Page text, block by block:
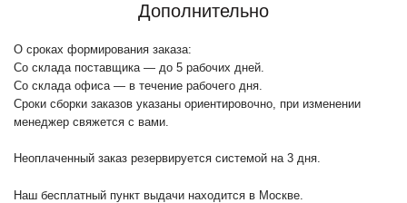
Дополнительно
О сроках формирования заказа:
Со склада поставщика — до 5 рабочих дней.
Со склада офиса — в течение рабочего дня.
Сроки сборки заказов указаны ориентировочно, при изменении
менеджер свяжется с вами.
Неоплаченный заказ резервируется системой на 3 дня.
Наш бесплатный пункт выдачи находится в Москве.